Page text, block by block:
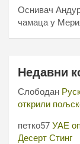
Оснивач
чамаца у
Недавни
Слободан
открили
петко57 УАЕ
Десерт Стинг